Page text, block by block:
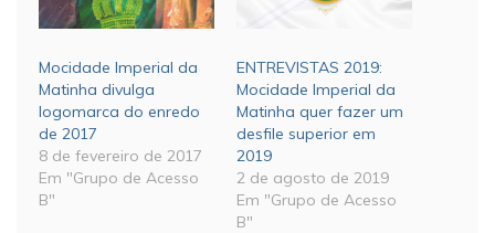
Mocidade Imperial da
Matinha divulga
logomarca do enredo
de 2017
8 de fevereiro de 2017
Em "Grupo de Acesso
B"
ENTREVISTAS 2019:
Mocidade Imperial da
Matinha quer fazer um
desfile superior em
2019
2 de agosto de 2019
Em "Grupo de Acesso
B"